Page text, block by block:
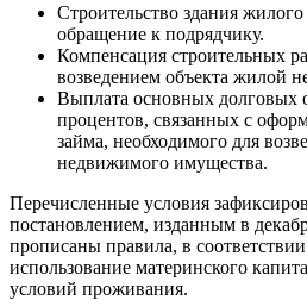
Строительство здания жилого
обращение к подрядчику.
Компенсация строительных
возведением объекта жилой
Выплата основных долговых
процентов, связанных с
займа, необходимого для
недвижимого имущества.
Перечисленные условия
постановлением, изданным в
прописаны правила, в
использование материнского
условий проживания.